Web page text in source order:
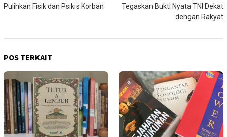
Pulihkan Fisik dan Psikis Korban
Tegaskan Bukti Nyata TNI Dekat
dengan Rakyat
POS TERKAIT